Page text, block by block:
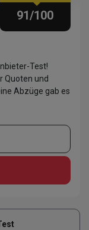
91/100
Test!
Quoten und
Abzüge gab es